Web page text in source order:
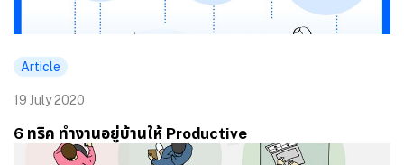
Article
19 July 2020
6 ทริค ทำงานอยู่บ้านให้ Productive